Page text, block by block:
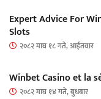
Expert Advice For
Slots
२०८२ माघ १८ गते, आईतवार
Winbet Casino et la
२०८२ माघ १४ गते, बुधबार